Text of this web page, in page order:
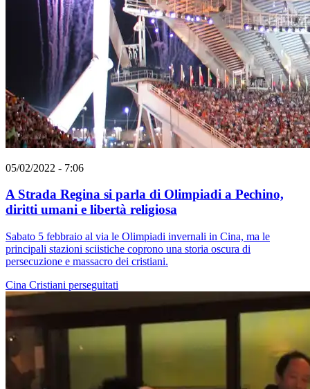
05/02/2022 - 7:06
A Strada Regina si parla di Olimpiadi a Pechino,
diritti umani e libertà religiosa
Sabato 5 febbraio al via le Olimpiadi invernali in Cina, ma le
principali stazioni sciistiche coprono una storia oscura di
persecuzione e massacro dei cristiani.
Cina Cristiani perseguitati